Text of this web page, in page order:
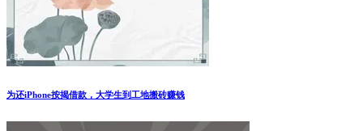
为还iPhone按揭借款，大学生到工地搬砖赚钱